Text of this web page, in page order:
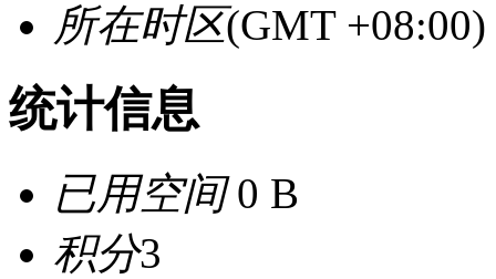
所在时区(GMT
统计信息
已用空间0 B
积分3